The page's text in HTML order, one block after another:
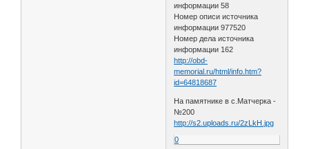
информации 58
Номер описи источника
информации 977520
Номер дела источника
информации 162
http://obd-
memorial.ru/html/info.htm?
id=64818687
На памятнике в с.Матчерка -
№200
http://s2.uploads.ru/2zLkH.jpg
0